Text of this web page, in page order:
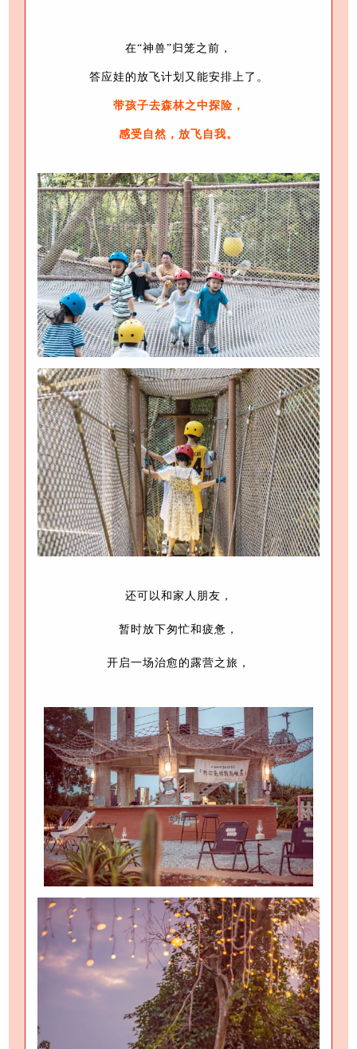
在“神兽”归笼之前，
答应娃的放飞计划 又能安排上了。
带孩子去森林之中探险，
感受自然，放飞自我。
还可以和家人朋友，
暂时放下匆忙和疲惫，
开启一场治愈的露营之旅，